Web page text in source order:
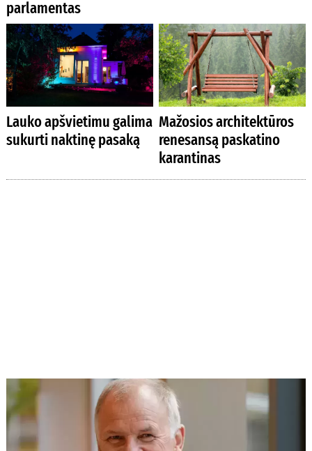
parlamentas
Lauko apšvietimu galima
sukurti naktinę pasaką
Mažosios architektūros
renesansą paskatino
karantinas